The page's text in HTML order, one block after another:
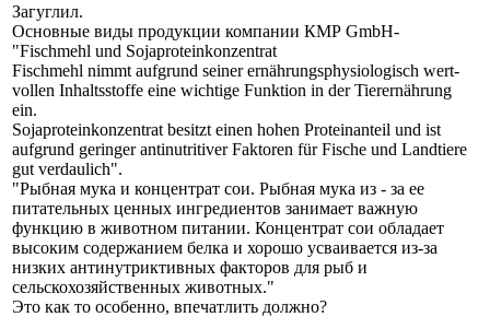
Загуглил.
Основные виды продукции компании КМР GmbH-
"Fischmehl und Sojaproteinkonzentrat
Fisch­mehl nimmt auf­grund sei­ner er­näh­rungs­physio­lo­gisch wert­
vol­len In­halts­stof­fe eine wich­ti­ge Funk­tion in der Tier­er­näh­rung
ein.
Sojaproteinkonzentrat be­sitzt einen ho­hen Pro­tein­an­teil und ist
aufgrund geringer antinutritiver Faktoren für Fische und Landtiere
gut verdaulich".
"Рыбная мука и концентрат сои. Рыбная мука из - за ее
питательных ценных ингредиентов занимает важную
функцию в животном питании. Концентрат сои обладает
высоким содержанием белка и хорошо усваивается из-за
низких антинутриктивных факторов для рыб и
сельскохозяйственных животных."
Это как то особенно, впечатлить должно?